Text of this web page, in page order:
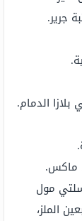
جرير.
ماكس.
مول
الملز،